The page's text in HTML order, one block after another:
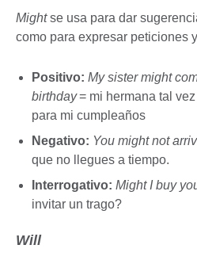
Mightse usa para dar
como para expresar peticiones
Positivo: My sister might
birthday= mi hermana tal
para mi cumpleaños
Negativo: You might not
que no llegues a tiempo.
Interrogativo: Might I buy
invitar un trago?
Will